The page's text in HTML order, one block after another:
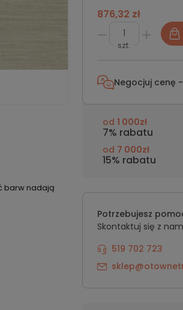
barw nadają
876,32 zł
szt.
Negocjuj cenę
od 1 000zł
7% rabatu
od 7 000zł
15% rabatu
Potrzebujesz
Skontaktuj się z
519 702 723